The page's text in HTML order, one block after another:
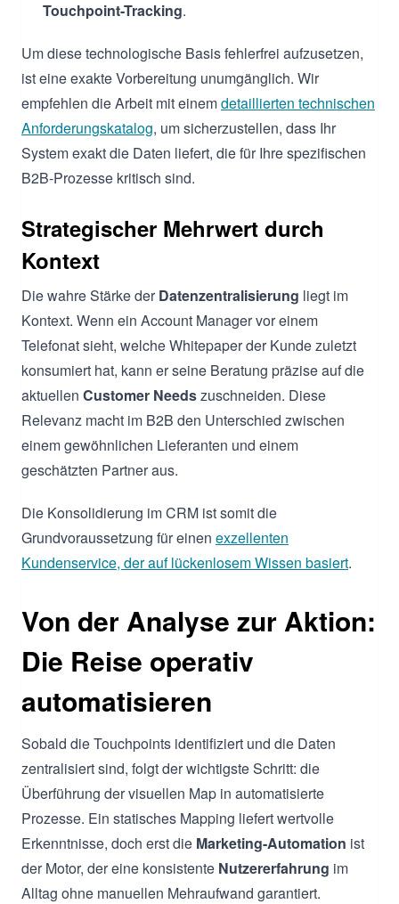
Touchpoint-Tracking.
Um diese technologische Basis fehlerfrei aufzusetzen,
ist eine exakte Vorbereitung unumgänglich. Wir
empfehlen die Arbeit mit einemdetaillierten technischen
Anforderungskatalog, um sicherzustellen, dass Ihr
System exakt die Daten liefert, die für Ihre spezifischen
B2B-Prozesse kritisch sind.
Strategischer Mehrwert durch
Kontext
Die wahre Stärke derDatenzentralisierung liegt im
Kontext. Wenn ein Account Manager vor einem
Telefonat sieht, welche Whitepaper der Kunde zuletzt
konsumiert hat, kann er seine Beratung präzise auf die
aktuellen Customer Needszuschneiden. Diese
Relevanz macht im B2B den Unterschied zwischen
einem gewöhnlichen Lieferanten und einem
geschätzten Partner aus.
Die Konsolidierung im CRM ist somit die
Grundvoraussetzung für einen exzellenten
Kundenservice, der auf lückenlosem Wissen basiert.
Von der Analyse zur Aktion:
Die Reise operativ
automatisieren
Sobald die Touchpoints identifiziert und die Daten
zentralisiert sind, folgt der wichtigste Schritt: die
Überführung der visuellen Map in automatisierte
Prozesse. Ein statisches Mapping liefert wertvolle
Erkenntnisse, doch erst die Marketing-Automation ist
der Motor, der eine konsistente Nutzererfahrung im
Alltag ohne manuellen Mehraufwand garantiert.